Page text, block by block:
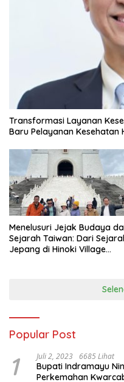
Transformasi Layanan
Baru Pelayanan Kesehatan
Menelusuri Jejak Budaya
Sejarah Taiwan: Dari
Jepang di Hinoki Village
Popular Post
1 Juli 2, 2023 6685 Lihat
Bupati Indramayu
Perkemahan